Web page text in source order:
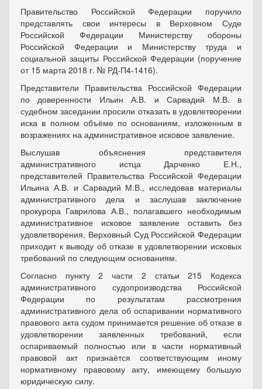
Правительство Российской Федерации поручило
представлять свои интересы в Верховном Суде
Российской Федерации Министерству обороны
Российской Федерации и Министерству труда и
социальной защиты Российской Федерации (поручение
от 15 марта 2018 г. № РД-П4-1416).
Представители Правительства Российской Федерации
по доверенности Ильин А.В. и Сарвадий М.В. в
судебном заседании просили отказать в удовлетворении
иска в полном объёме по основаниям, изложенным в
возражениях на административное исковое заявление.
Выслушав объяснения представителя
административного истца Дарченко Е.Н.,
представителей Правительства Российской Федерации
Ильина А.В. и Сарвадий М.В., исследовав материалы
административного дела и заслушав заключение
прокурора Гаврилова А.В., полагавшего необходимым
административное исковое заявление оставить без
удовлетворения, Верховный Суд Российской Федерации
приходит к выводу об отказе в удовлетворении исковых
требований по следующим основаниям.
Согласно пункту 2 части 2 статьи 215 Кодекса
административного судопроизводства Российской
Федерации по результатам рассмотрения
административного дела об оспаривании нормативного
правового акта судом принимается решение об отказе в
удовлетворении заявленных требований, если
оспариваемый полностью или в части нормативный
правовой акт признаётся соответствующим иному
нормативному правовому акту, имеющему большую
юридическую силу.